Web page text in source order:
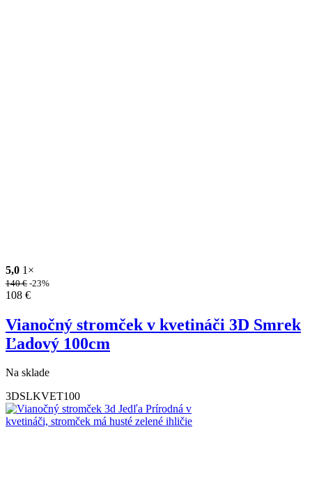
5,0 1×
140€ -23%
108 €
Vianočný stromček v kvetináči 3D Smrek
Ľadový 100cm
Na sklade
3DSLKVET100